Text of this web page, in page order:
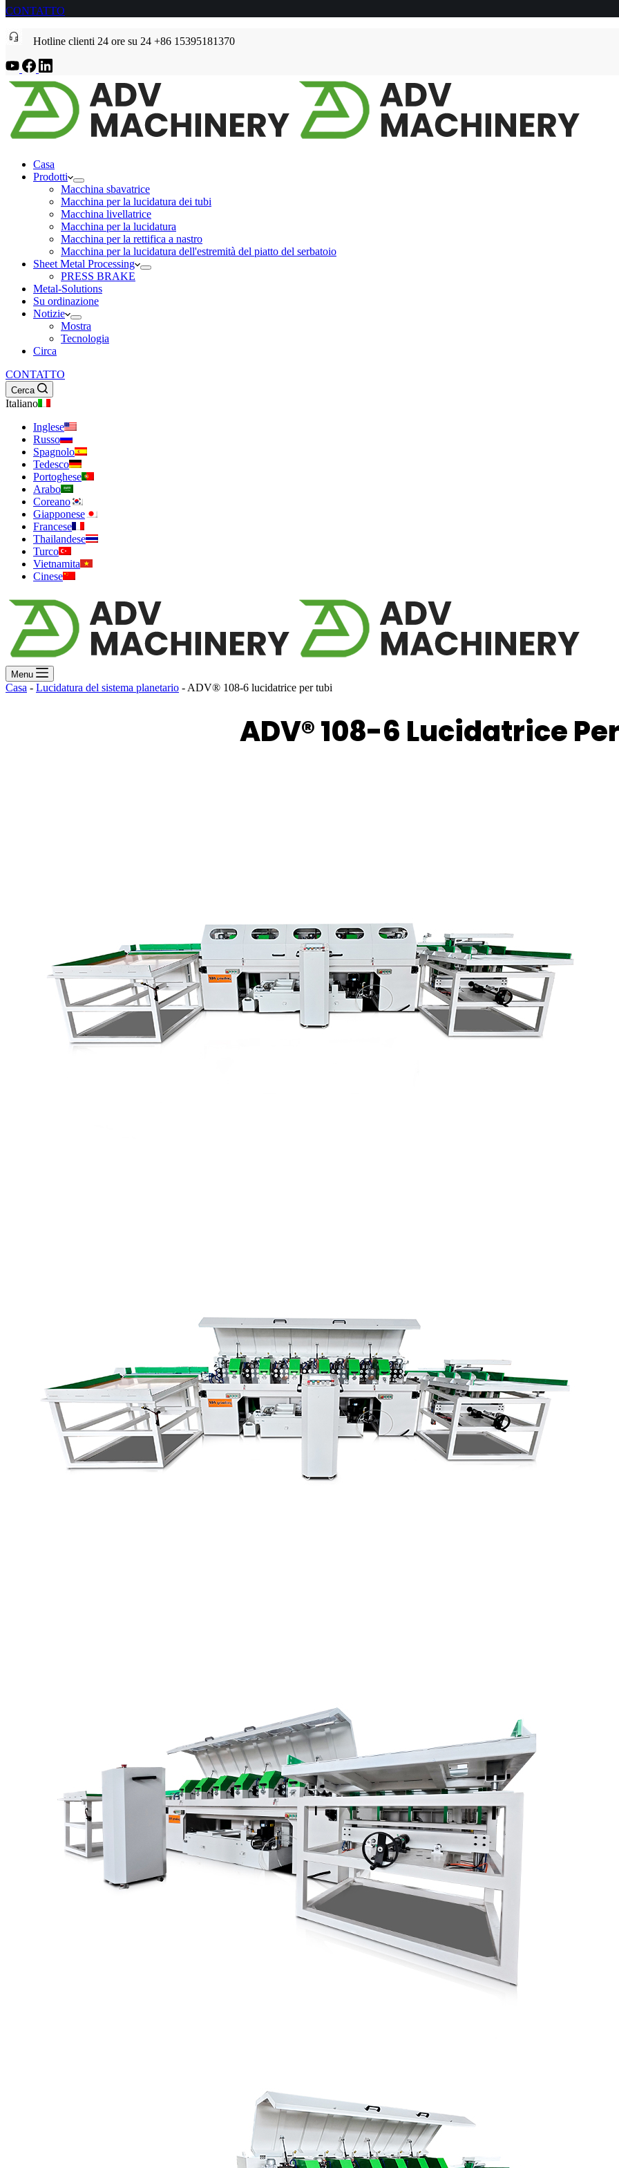
CONTATTO
Hotline clienti 24 ore su 24 +86 15395181370
Casa
Prodotti
Macchina sbavatrice
Macchina per la lucidatura dei tubi
Macchina livellatrice
Macchina per la lucidatura
Macchina per la rettifica a nastro
Macchina per la lucidatura dell'estremità del piatto del serbatoio
Sheet Metal Processing
PRESS BRAKE
Metal-Solutions
Su ordinazione
Notizie
Mostra
Tecnologia
Circa
CONTATTO
Cerca
Italiano
Inglese
Russo
Spagnolo
Tedesco
Portoghese
Arabo
Coreano
Giapponese
Francese
Thailandese
Turco
Vietnamita
Cinese
Menu
Casa - Lucidatura del sistema planetario - ADV® 108-6 lucidatrice per tubi
ADV® 108-6 Lucidatrice